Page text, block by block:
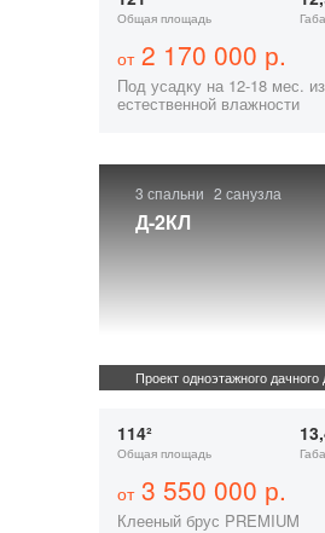
Общая площадь
от2 170 000 р.
Под усадку на 12-18 мес.
естественной влажности
3 спальни 2 санузла
Д-2КЛ
Проект одноэтажного
114²
Общая площадь
от3 550 000 р.
Клееный брус PREMIUM